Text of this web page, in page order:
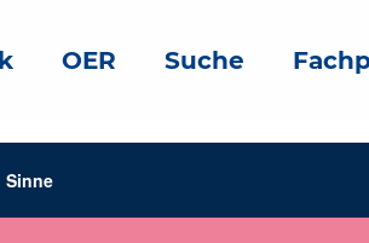
OER Suche
Sinne